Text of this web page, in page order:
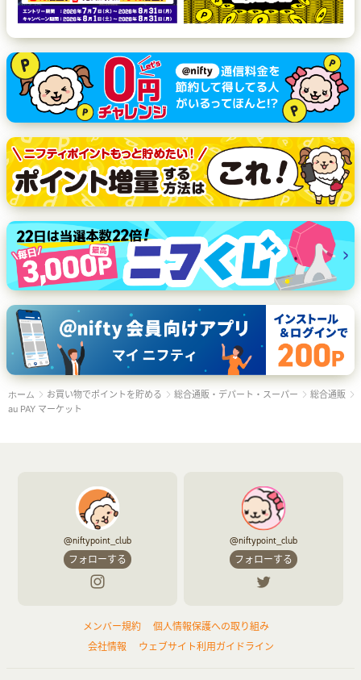
ホーム お買い物でポイントを貯める 総合通販・デパート・スーパー
総合通販
au PAY マーケット
@niftypoint_club
フォローする
@niftypoint_club
フォローする
メンバー規約
個人情報保護への取り組み
会社情報
ウェブサイト利用ガイドライン